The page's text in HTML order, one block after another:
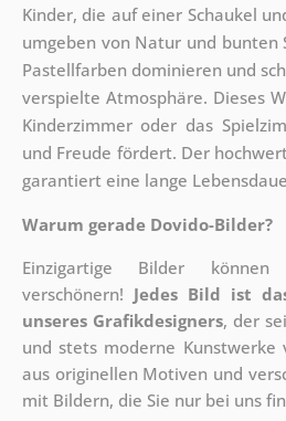
Kinder, die auf einer Schaukel
umgeben von Natur und bunten
Pastellfarben dominieren und
verspielte Atmosphäre. Dieses
Kinderzimmer oder das
und Freude fördert. Der
garantiert eine lange
Warum gerade Dovido-Bilder?
Einzigartige Bilder
verschönern! Jedes Bild ist
unseres Grafikdesigners, der
und stets moderne Kunstwerke
aus originellen Motiven und
mit Bildern, die Sie nur bei uns